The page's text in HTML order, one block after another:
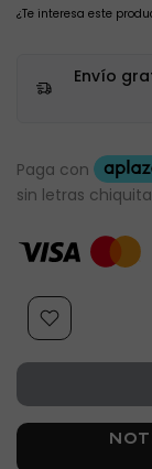
¿Te interesa este
Envío